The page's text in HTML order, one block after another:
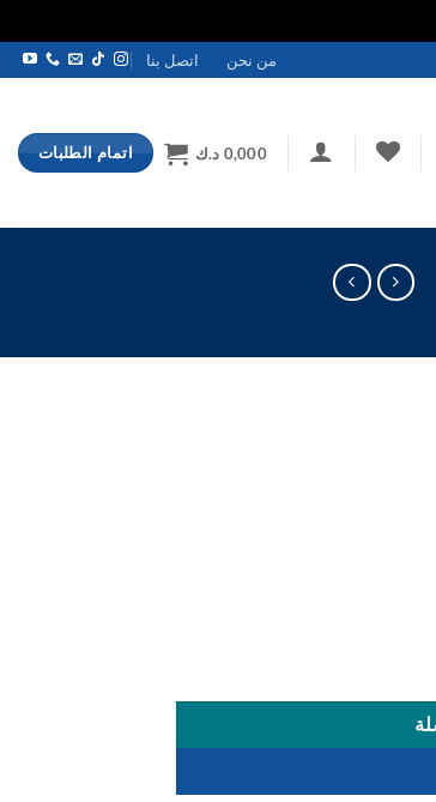
من نحن اتصل بنا
0,000 د.ك اتمام الطلبات